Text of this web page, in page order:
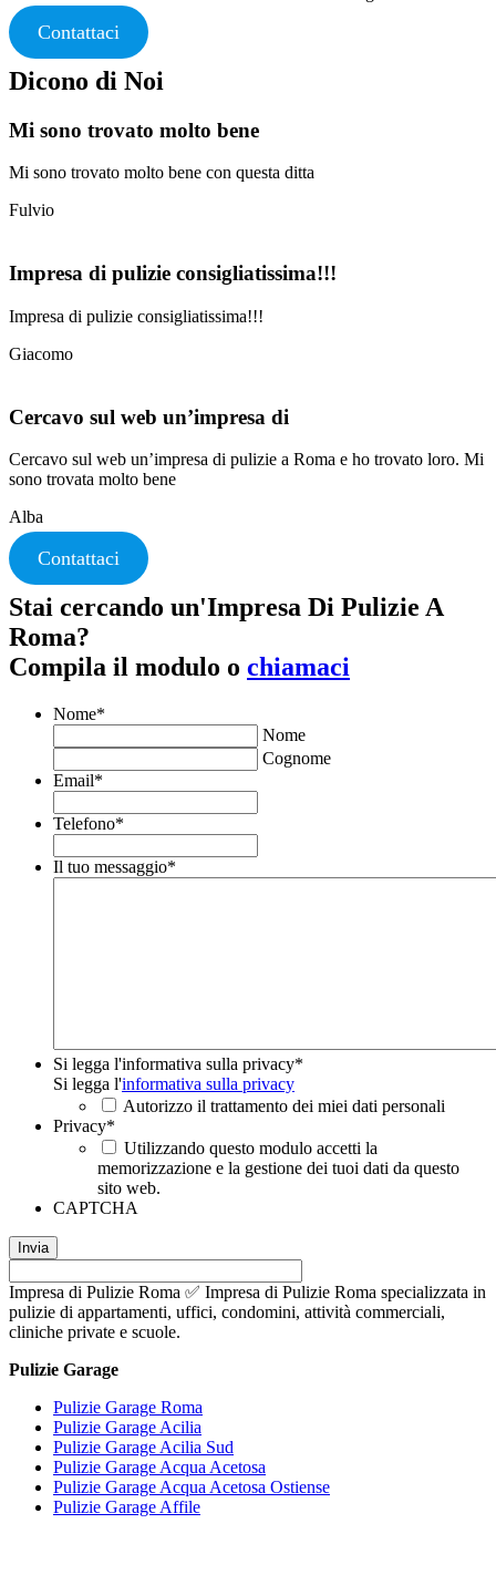
Contattaci
Dicono di Noi
Mi sono trovato molto bene
Mi sono trovato molto bene con questa ditta
Fulvio
Impresa di pulizie consigliatissima!!!
Impresa di pulizie consigliatissima!!!
Giacomo
Cercavo sul web un’impresa di
Cercavo sul web un’impresa di pulizie a Roma e ho trovato loro. Mi
sono trovata molto bene
Alba
Contattaci
Stai cercando un'Impresa Di Pulizie A
Roma?
Compila il modulo o chiamaci
Nome*
Nome
Cognome
Email*
Telefono*
Il tuo messaggio*
Si legga l'informativa sulla privacy*
Si legga l'informativa sulla privacy
Autorizzo il trattamento dei miei dati personali
Privacy*
Utilizzando questo modulo accetti la
memorizzazione e la gestione dei tuoi dati da questo
sito web.
CAPTCHA
Impresa di Pulizie Roma ✅ Impresa di Pulizie Roma specializzata in
pulizie di appartamenti, uffici, condomini, attività commerciali,
cliniche private e scuole.
Pulizie Garage
Pulizie Garage Roma
Pulizie Garage Acilia
Pulizie Garage Acilia Sud
Pulizie Garage Acqua Acetosa
Pulizie Garage Acqua Acetosa Ostiense
Pulizie Garage Affile